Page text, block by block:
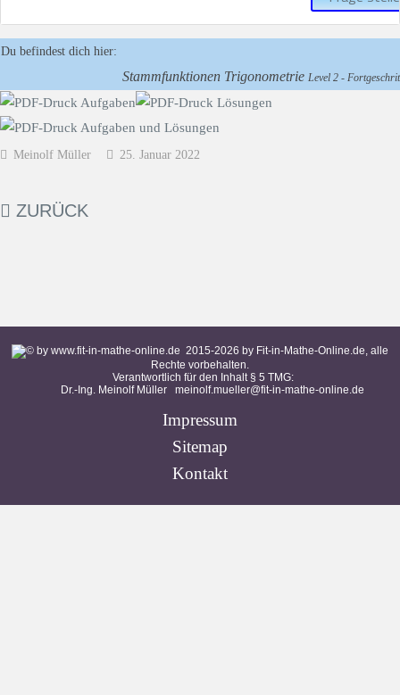
Du befindest dich hier:
Stammfunktionen Trigonometrie Level 2 -
Meinolf Müller 25. Januar 2022
ZURÜCK
2015-2026 by Fit-in-Mathe-Online.de, alle
Rechte vorbehalten.
Verantwortlich für den Inhalt § 5 TMG:
Dr.-Ing. Meinolf Müller meinolf.mueller@fit-in-mathe-online.de
Impressum
Sitemap
Kontakt